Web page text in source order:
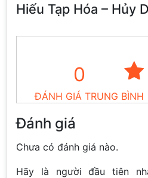
Hiếu Tạp Hóa – Hủy
0
ĐÁNH GIÁ TRUNG BÌNH
Đánh giá
Chưa có đánh giá nào.
Hãy là người đầu tiên